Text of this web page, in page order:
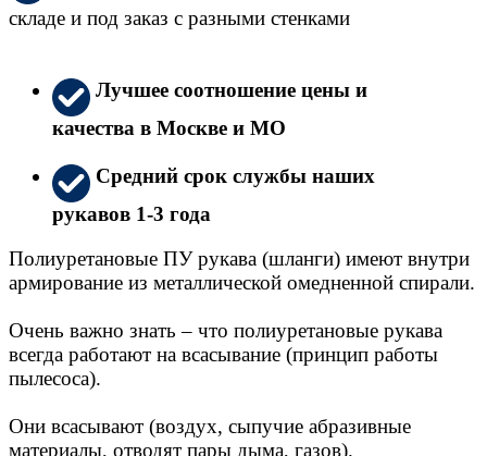
складе и под заказ с разными стенками
Лучшее соотношение цены и
качества в Москве и МО
Средний срок службы наших
рукавов 1-3 года
Полиуретановые ПУ рукава (шланги) имеют внутри
армирование из металлической омедненной спирали.
Очень важно знать – что полиуретановые рукава
всегда работают на всасывание (принцип работы
пылесоса).
Они всасывают (воздух, сыпучие абразивные
материалы, отводят пары дыма, газов).